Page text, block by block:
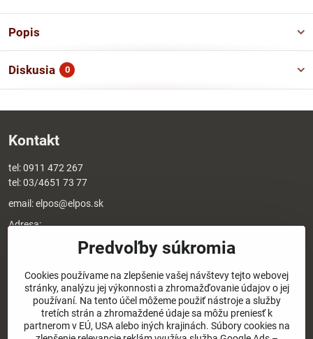
Popis
Diskusia 0
Kontakt
tel:0911 472 267
tel:03/4651 73 77
email:elpos@elpos.sk
Adresa:
Štefánikova 1470/50c
Otváracie hodiny:
8:00 - 17:00 pondelok - piatok
8:00 - 12:00 sobota
Nedeľa - zatvorené
Predvoľby súkromia
Cookies používame na zlepšenie vašej návštevy tejto webovej
stránky, analýzu jej výkonnosti a zhromažďovanie údajov o jej
používaní. Na tento účel môžeme použiť nástroje a služby
tretích strán a zhromaždené údaje sa môžu preniesť k
partnerom v EÚ, USA alebo iných krajinách. Súbory cookies na